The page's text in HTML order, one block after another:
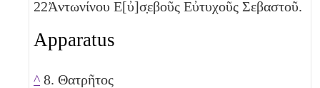
22Ἀντωνίνου Ε[ὐ]σ̣εβοῦς Εὐτυχοῦς Σεβαστοῦ.
Apparatus
^ 8. Θατρῆτος